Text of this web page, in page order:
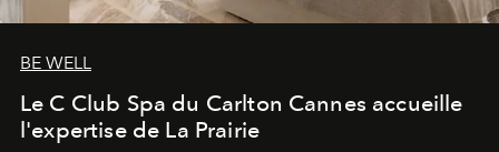
BE WELL
Le C Club Spa du Carlton Cannes accueille
l'expertise de La Prairie